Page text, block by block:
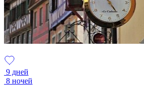
9 дней
8 ночей